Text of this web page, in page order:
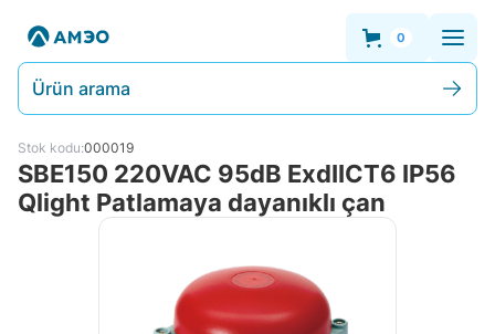
0
Ürün arama
Stok kodu:000019
SBE150 220VAC 95dB ExdIICT6 IP56
Qlight Patlamaya dayanıklı çan